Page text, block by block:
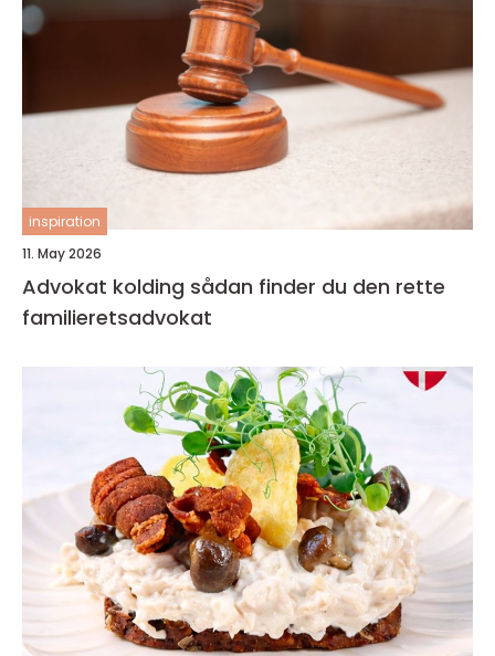
inspiration
11. May 2026
Advokat kolding sådan finder du den rette
familieretsadvokat